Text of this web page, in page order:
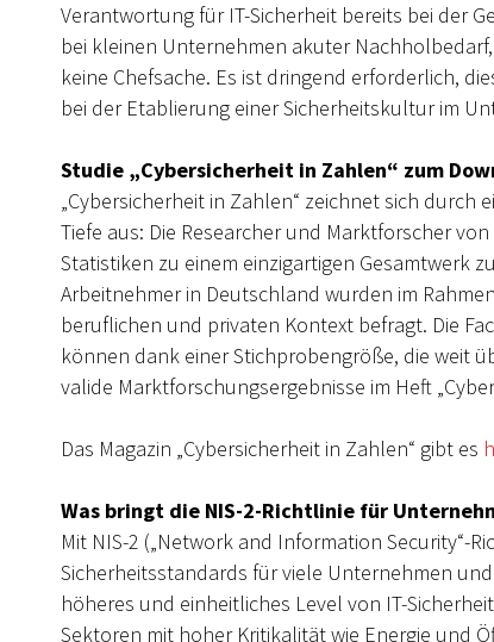
Verantwortung für IT-Sicherheit bereits bei der
bei kleinen Unternehmen akuter
keine Chefsache. Es ist dringend erforderlich,
bei der Etablierung einer Sicherheitskultur im
Studie „Cybersicherheit in Zahlen“ zum
„Cybersicherheit in Zahlen“ zeichnet sich
Tiefe aus: Die Researcher und Marktforscher
Statistiken zu einem einzigartigen Gesamtwerk
Arbeitnehmer in Deutschland wurden im
beruflichen und privaten Kontext befragt. Die
können dank einer Stichprobengröße, die weit
valide Marktforschungsergebnisse im Heft
Das Magazin „Cybersicherheit in Zahlen“ gibt es
Was bringt die NIS-2-Richtlinie für
Mit NIS-2 („Network and Information Security“-
Sicherheitsstandards für viele Unternehmen
höheres und einheitliches Level von IT-
Sektoren mit hoher Kritikalität wie Energie und